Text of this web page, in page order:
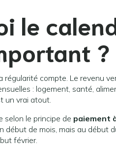
le
?
régularité compte. Le revenu
: logement, santé,
un vrai atout.
selon le principe de paiement
début de mois, mais au début
février.